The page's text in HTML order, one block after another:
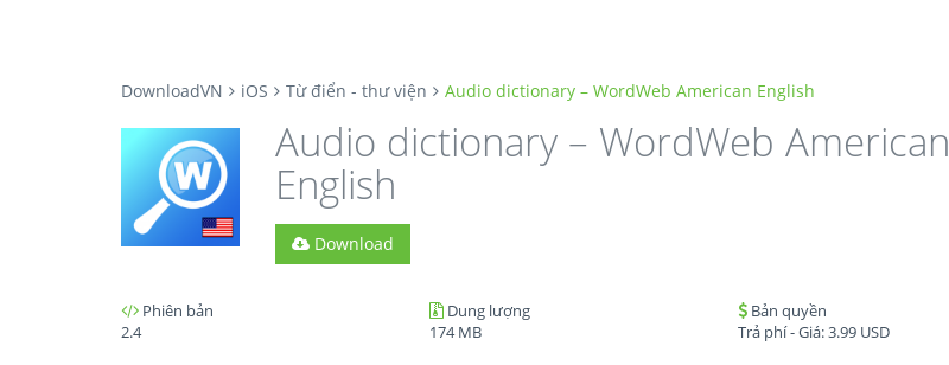
DownloadVN iOS Từ điển - thư viện Audio dictionary – WordWeb American English
Audio dictionary – WordWeb American
English
Download
Phiên bản
2.4
Dung lượng
174 MB
Bản quyền
Trả phí - Giá:3.99 USD